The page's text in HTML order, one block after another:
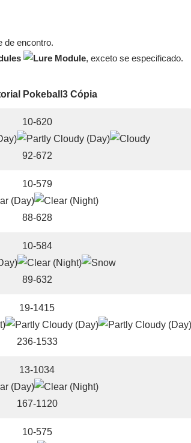
de encontro.
, exceto se especificado.
10-620
92-672
10-579
88-628
10-584
89-632
19-1415
236-1533
13-1034
167-1120
10-575